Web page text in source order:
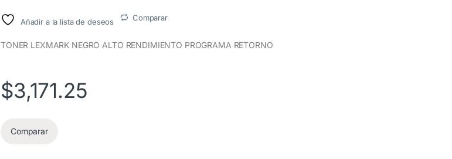
Añadir a la lista de deseos Comparar
TONER LEXMARK NEGRO ALTO RENDIMIENTO PROGRAMA RETORNO
$3,171.25
Comparar